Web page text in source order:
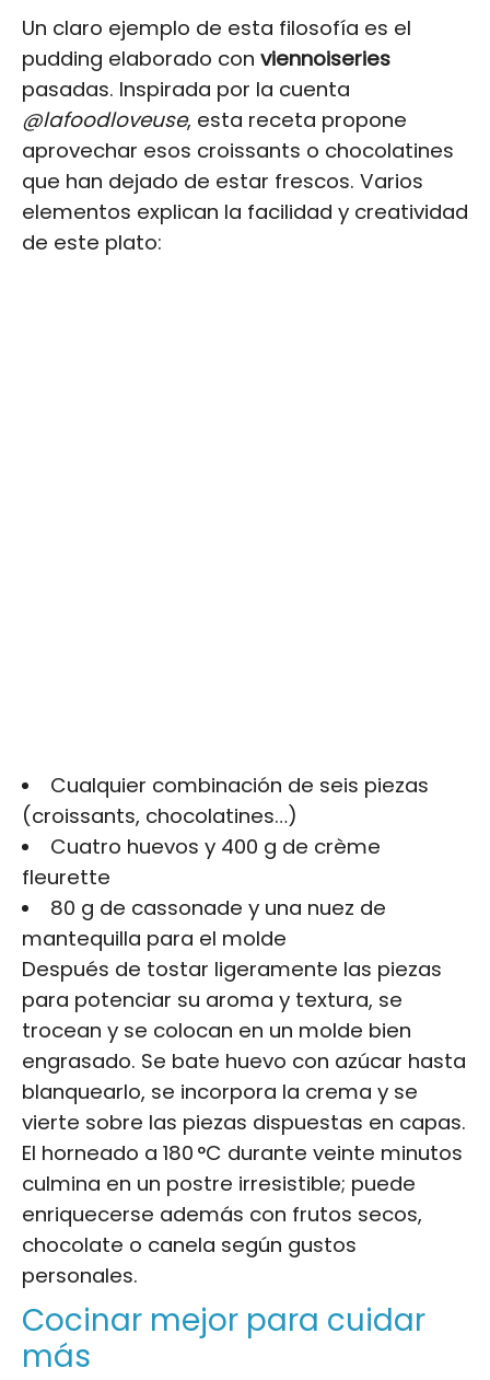
Un claro ejemplo de esta filosofía es el
pudding elaborado con viennoiseries
pasadas. Inspirada por la cuenta
@lafoodloveuse, esta receta propone
aprovechar esos croissants o chocolatines
que han dejado de estar frescos. Varios
elementos explican la facilidad y creatividad
de este plato:
Cualquier combinación de seis piezas
(croissants, chocolatines…)
Cuatro huevos y 400 g de crème
fleurette
80 g de cassonade y una nuez de
mantequilla para el molde
Después de tostar ligeramente las piezas
para potenciar su aroma y textura, se
trocean y se colocan en un molde bien
engrasado. Se bate huevo con azúcar hasta
blanquearlo, se incorpora la crema y se
vierte sobre las piezas dispuestas en capas.
El horneado a 180 °C durante veinte minutos
culmina en un postre irresistible; puede
enriquecerse además con frutos secos,
chocolate o canela según gustos
personales.
Cocinar mejor para cuidar
más